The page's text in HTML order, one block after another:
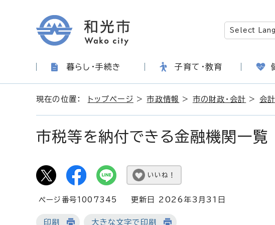
暮らし・手続き 子育て・教育
現在の位置： トップページ >市政情報 > 市の財政・会計 > 会
市税等を納付できる金融機関一覧
いいね！
ページ番号1007345 更新日 2026年3月31日
印刷 大きな文字で印刷